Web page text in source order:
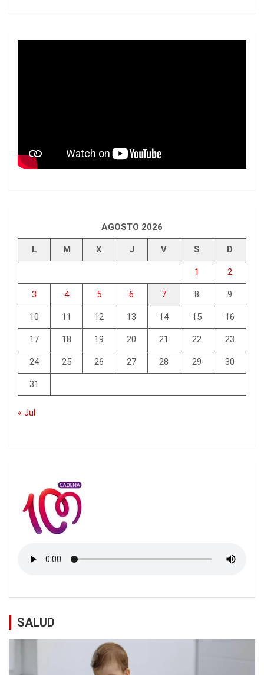
AGOSTO 2026
L M X J V S D
1 2
3 4 5 6 7 8 9
10 11 12 13 14 15 16
17 18 19 20 21 22 23
24 25 26 27 28 29 30
31
« Jul
SALUD